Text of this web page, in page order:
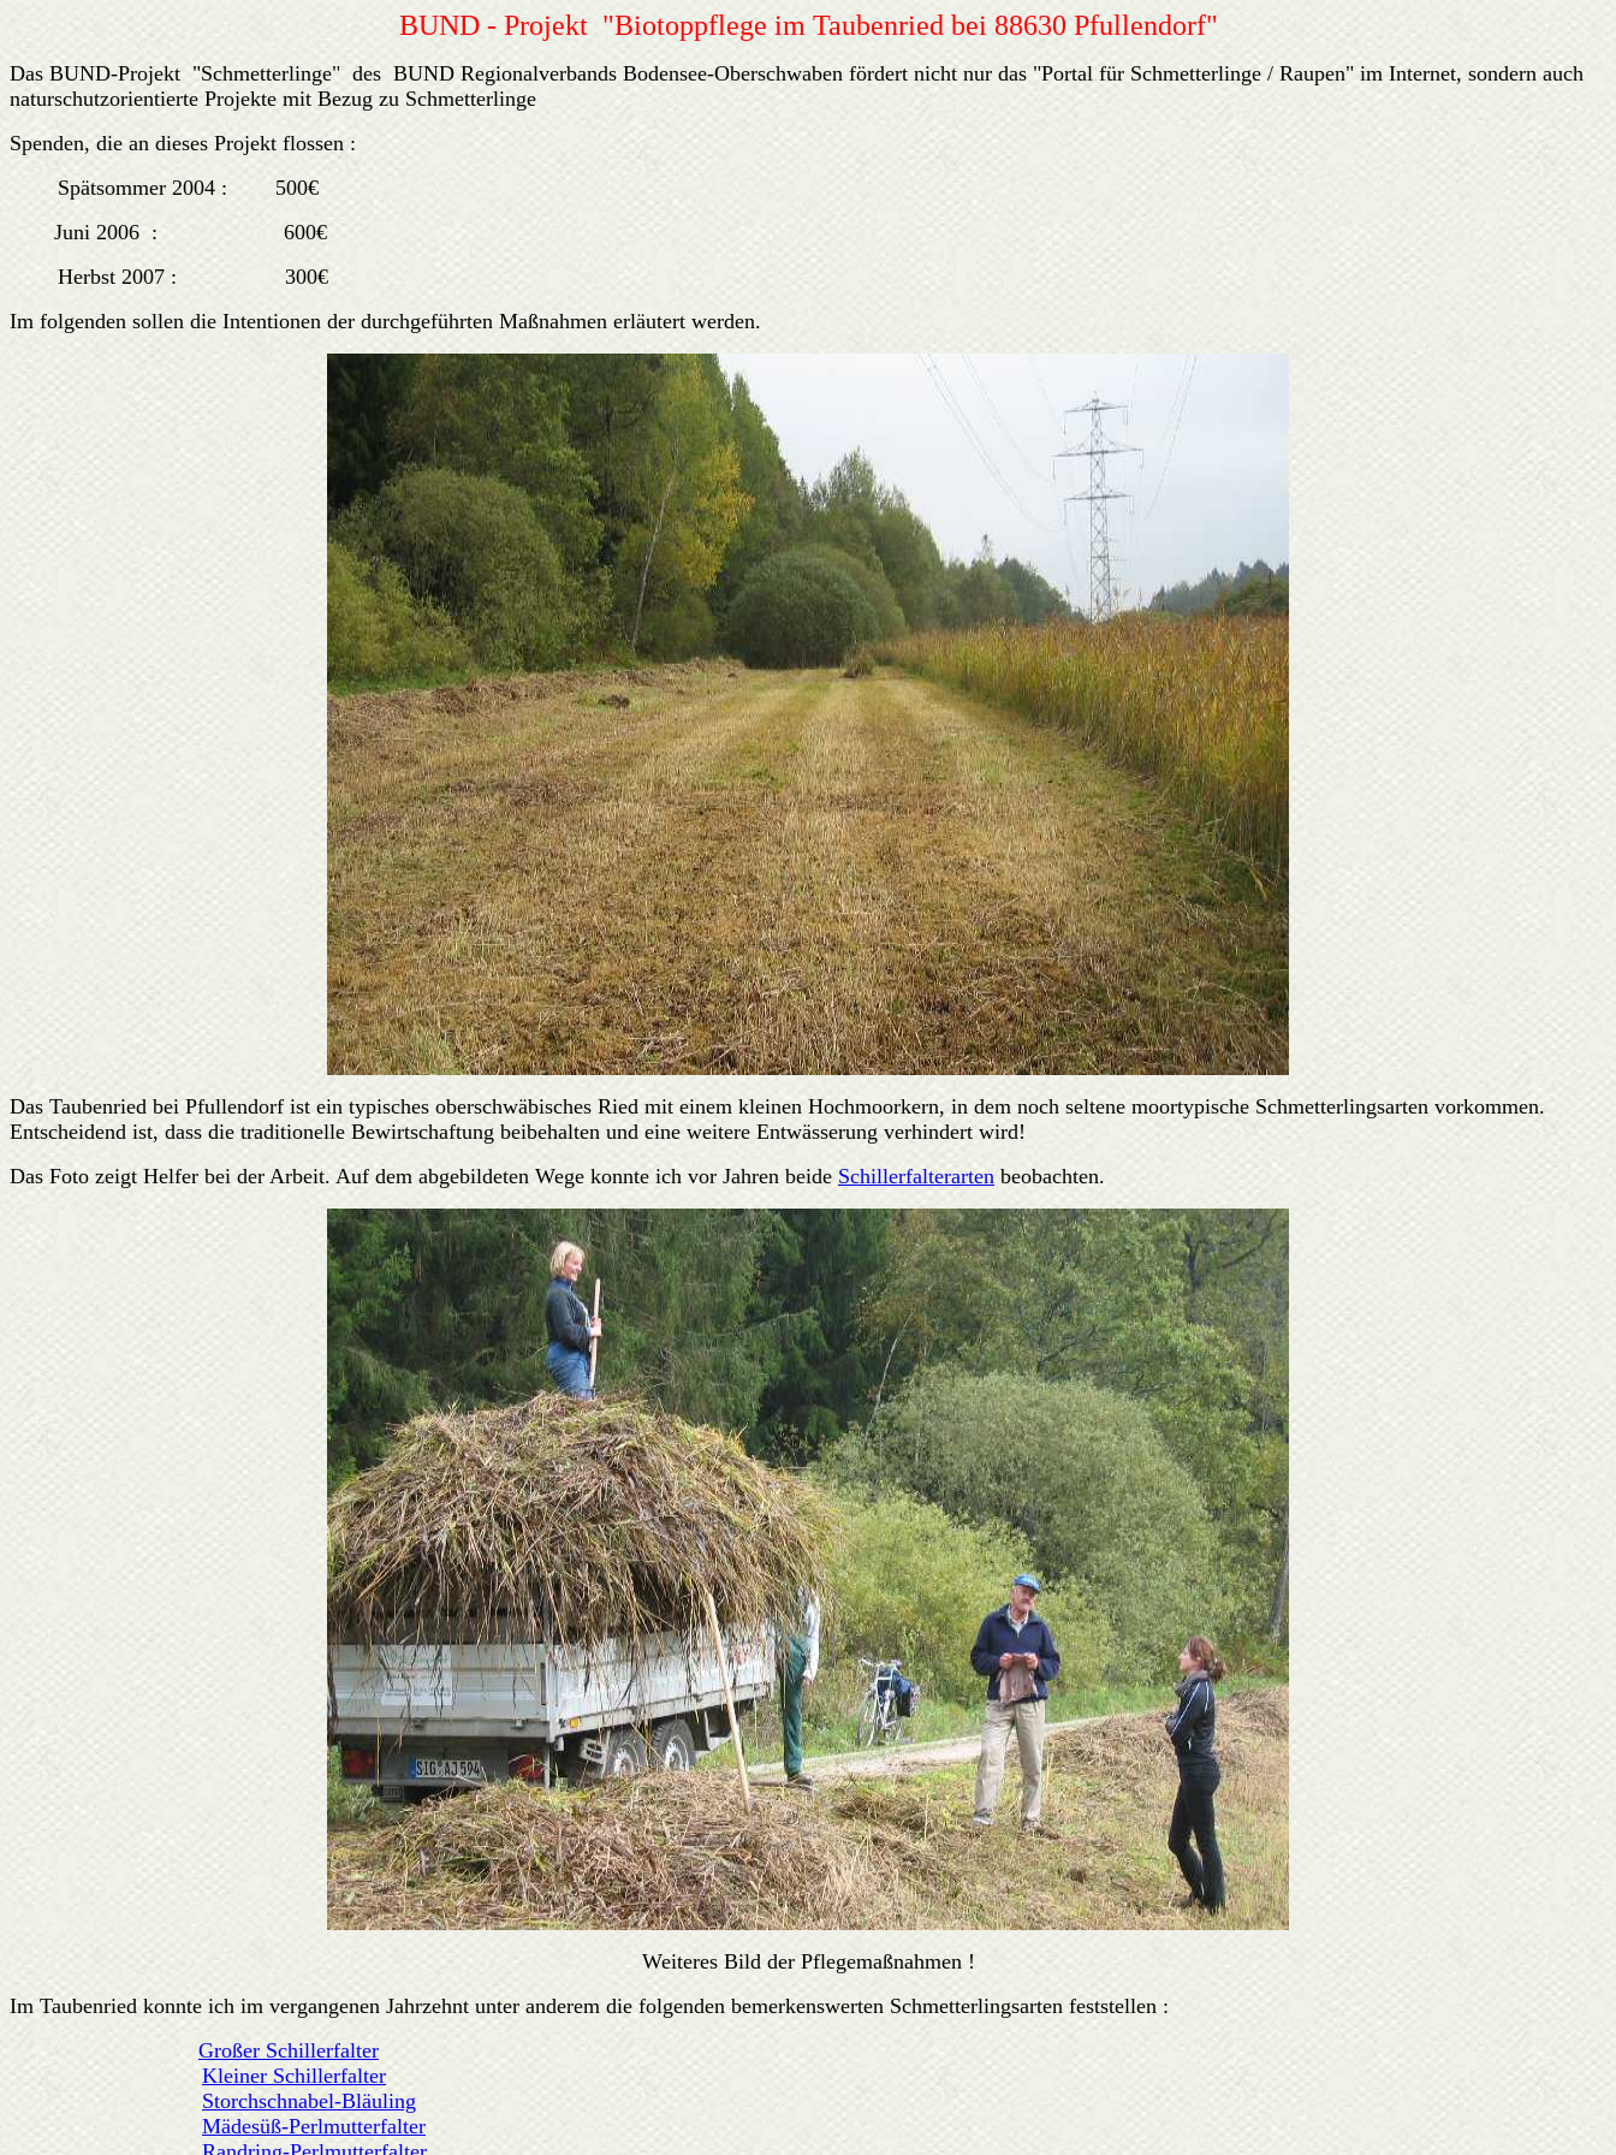
BUND - Projekt "Biotoppflege im Taubenried bei 88630 Pfullendorf"
Das BUND-Projekt "Schmetterlinge" des BUND Regionalverbands Bodensee-Oberschwaben fördert nicht nur das "Portal für Schmetterlinge / Raupen" im Internet, sondern auch
naturschutzorientierte Projekte mit Bezug zu Schmetterlinge
Spenden, die an dieses Projekt flossen :
Spätsommer 2004 : 500€
Juni 2006 : 600€
Herbst 2007 : 300€
Im folgenden sollen die Intentionen der durchgeführten Maßnahmen erläutert werden.
Das Taubenried bei Pfullendorf ist ein typisches oberschwäbisches Ried mit einem kleinen Hochmoorkern, in dem noch seltene moortypische Schmetterlingsarten vorkommen.
Entscheidend ist, dass die traditionelle Bewirtschaftung beibehalten und eine weitere Entwässerung verhindert wird!
Das Foto zeigt Helfer bei der Arbeit. Auf dem abgebildeten Wege konnte ich vor Jahren beide Schillerfalterartenbeobachten.
Weiteres Bild der Pflegemaßnahmen !
Im Taubenried konnte ich im vergangenen Jahrzehnt unter anderem die folgenden bemerkenswerten Schmetterlingsarten feststellen :
Großer Schillerfalter
Kleiner Schillerfalter
Storchschnabel-Bläuling
Mädesüß-Perlmutterfalter